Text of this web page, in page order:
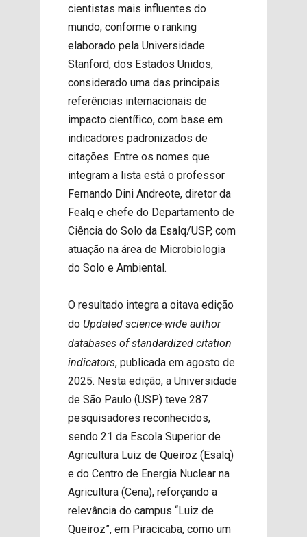
cientistas mais influentes do
mundo, conforme o ranking
elaborado pela Universidade
Stanford, dos Estados Unidos,
considerado uma das principais
referências internacionais de
impacto científico, com base em
indicadores padronizados de
citações. Entre os nomes que
integram a lista está o professor
Fernando Dini Andreote, diretor da
Fealq e chefe do Departamento de
Ciência do Solo da Esalq/USP, com
atuação na área de Microbiologia
do Solo e Ambiental.
O resultado integra a oitava edição
do Updated science-wide author
databases of standardized citation
indicators, publicada em agosto de
2025. Nesta edição, a Universidade
de São Paulo (USP) teve 287
pesquisadores reconhecidos,
sendo 21 da Escola Superior de
Agricultura Luiz de Queiroz (Esalq)
e do Centro de Energia Nuclear na
Agricultura (Cena), reforçando a
relevância do campus “Luiz de
Queiroz”, em Piracicaba, como um